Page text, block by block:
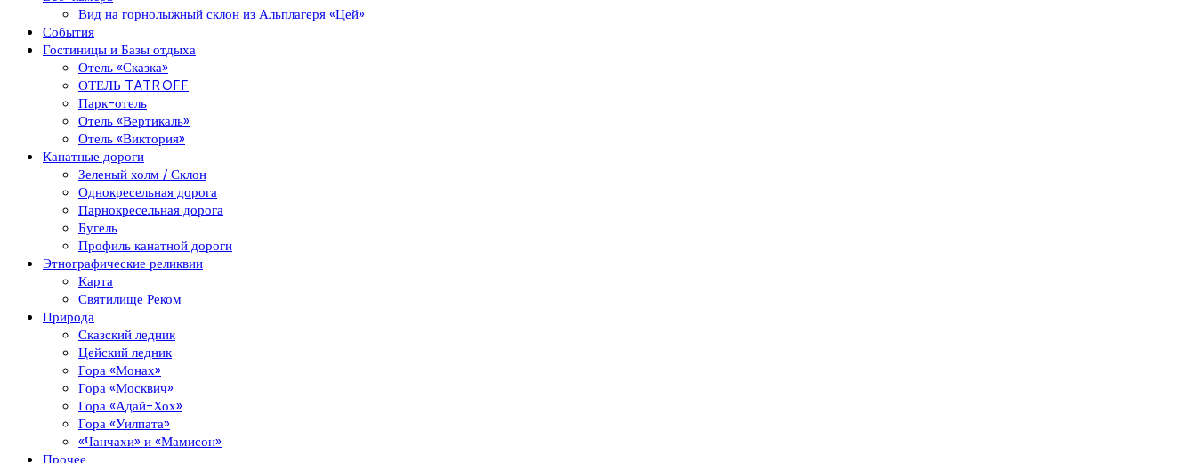
Вид на горнолыжный склон из Альплагеря «Цей»
События
Гостиницы и Базы отдыха
Отель «Сказка»
ОТЕЛЬ TATROFF
Парк-отель
Отель «Вертикаль»
Отель «Виктория»
Канатные дороги
Зеленый холм / Склон
Однокресельная дорога
Парнокресельная дорога
Бугель
Профиль канатной дороги
Этнографические реликвии
Карта
Святилище Реком
Природа
Сказский ледник
Цейский ледник
Гора «Монах»
Гора «Москвич»
Гора «Адай-Хох»
Гора «Уилпата»
«Чанчахи» и «Мамисон»
Прочее